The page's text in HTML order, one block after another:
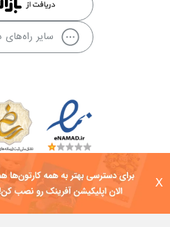
X
سایر راه‌های
کلیه حقوق این سایت به شرکت توسعه